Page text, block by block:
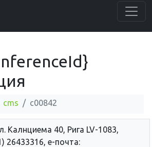
cms c00842
Калнциема 40, Рига LV-1083,
26433316, е-почта: